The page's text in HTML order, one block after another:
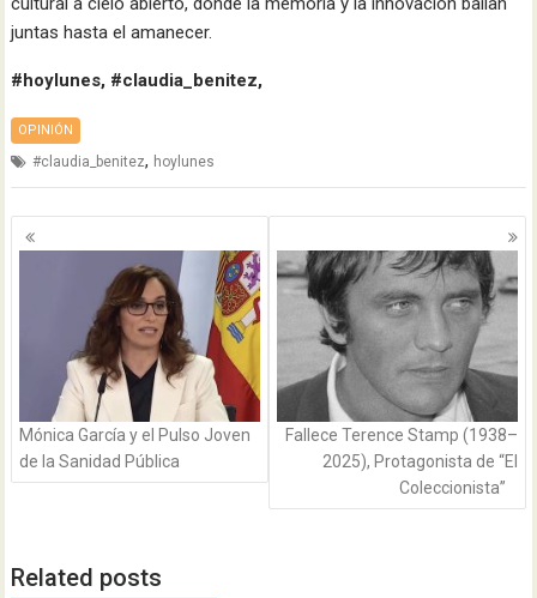
juntas hasta el amanecer.
#hoylunes, #claudia_benitez,
OPINIÓN
#claudia_benitez, hoylunes
Navegación
de
entradas
Mónica García y el Pulso Joven
de la Sanidad Pública
Fallece Terence Stamp (1938–
2025), Protagonista de “El
Coleccionista”
Related posts